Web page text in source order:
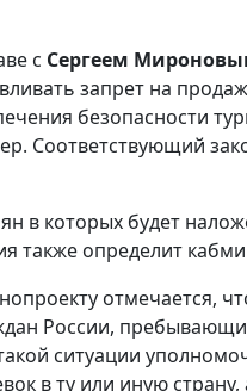
с Сергеем
запрет на
безопасности
Соответствующий
в которых будет
также определит
отмечается,
России,
ситуации
в ту или иную